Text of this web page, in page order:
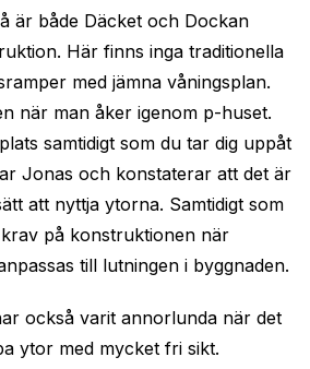
är både Däcket och Dockan
Här finns inga traditionella
med jämna våningsplan.
när man åker igenom p-huset.
samtidigt som du tar dig uppåt
Jonas och konstaterar att det är
att nyttja ytorna. Samtidigt som
på konstruktionen när
till lutningen i byggnaden.
också varit annorlunda när det
ytor med mycket fri sikt.